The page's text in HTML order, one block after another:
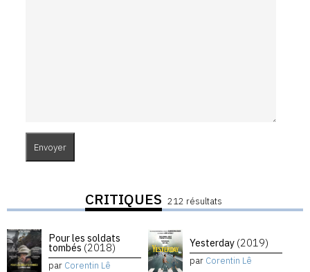
CRITIQUES 212 résultats
Pour les soldats
tombés (2018)
par Corentin Lê
Yesterday (2019)
par Corentin Lê